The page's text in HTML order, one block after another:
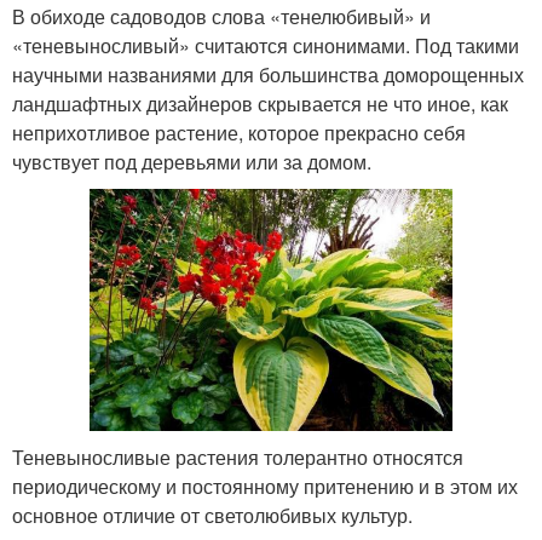
В обиходе садоводов слова «тенелюбивый» и
«теневыносливый» считаются синонимами. Под такими
научными названиями для большинства доморощенных
ландшафтных дизайнеров скрывается не что иное, как
неприхотливое растение, которое прекрасно себя
чувствует под деревьями или за домом.
Теневыносливые растения толерантно относятся
периодическому и постоянному притенению и в этом их
основное отличие от светолюбивых культур.